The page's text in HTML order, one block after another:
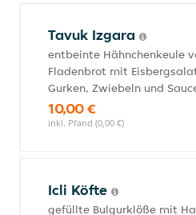
Tavuk Izgara
entbeinte Hähnchenkeule
Fladenbrot mit
Gurken, Zwiebeln und
10,00 €
inkl. Pfand (0,00 €)
Icli Köfte
gefüllte Bulgurklöße mit